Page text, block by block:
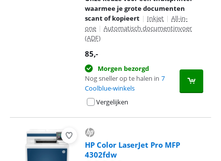
waarmee je grote documenten
scant of kopieert | Inkjet | All-in-
one | Automatisch documentinvoer
(ADF)
85,-
Morgen bezorgd
Nog sneller op te halen in 7
Coolblue-winkels
Vergelijken
HP Color LaserJet Pro MFP
4302fdw